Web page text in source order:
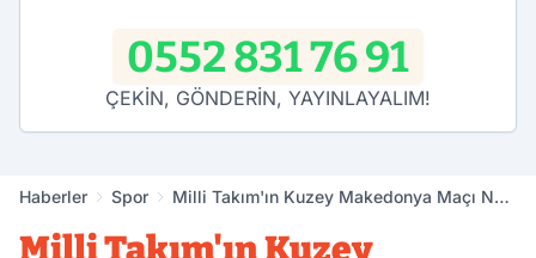
0552 831 76 91
ÇEKİN, GÖNDERİN, YAYINLAYALIM!
Haberler Spor
Milli Takım'ın Kuzey Makedonya Maçı Ne